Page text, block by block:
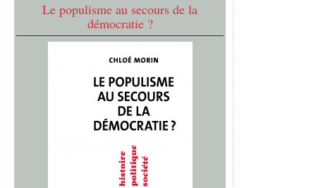
Le populisme au secours de la
démocratie ?